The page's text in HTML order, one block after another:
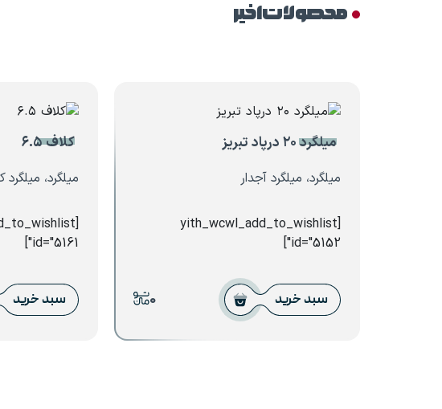
محصولات اخیر
میلگرد ۲۰ درپاد تبریز
میلگرد، میلگرد آجدار
[yith_wcwl_add_to_wishlist
id="5152"]
سبد خرید 0
کلاف ۶.۵
میلگرد، میلگرد
id="5161"]
سبد خرید